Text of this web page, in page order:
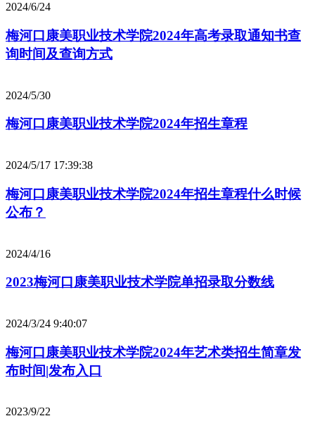
2024/6/24
梅河口康美职业技术学院2024年高考录取通知书查
询时间及查询方式
2024/5/30
梅河口康美职业技术学院2024年招生章程
2024/5/17 17:39:38
梅河口康美职业技术学院2024年招生章程什么时候
公布？
2024/4/16
2023梅河口康美职业技术学院单招录取分数线
2024/3/24 9:40:07
梅河口康美职业技术学院2024年艺术类招生简章发
布时间|发布入口
2023/9/22